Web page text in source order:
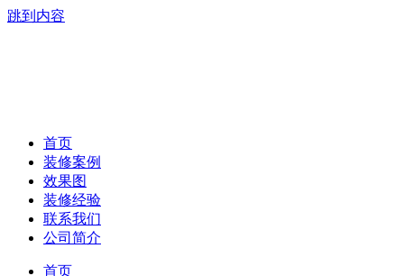
跳到内容
首页
装修案例
效果图
装修经验
联系我们
公司简介
首页